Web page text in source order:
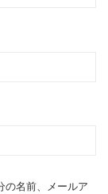
の名前、メールア